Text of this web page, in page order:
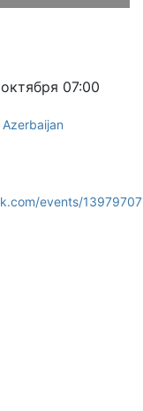
07:00
events/